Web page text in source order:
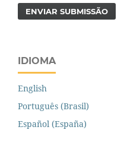
ENVIAR SUBMISSÃO
IDIOMA
English
Português (Brasil)
Español (España)